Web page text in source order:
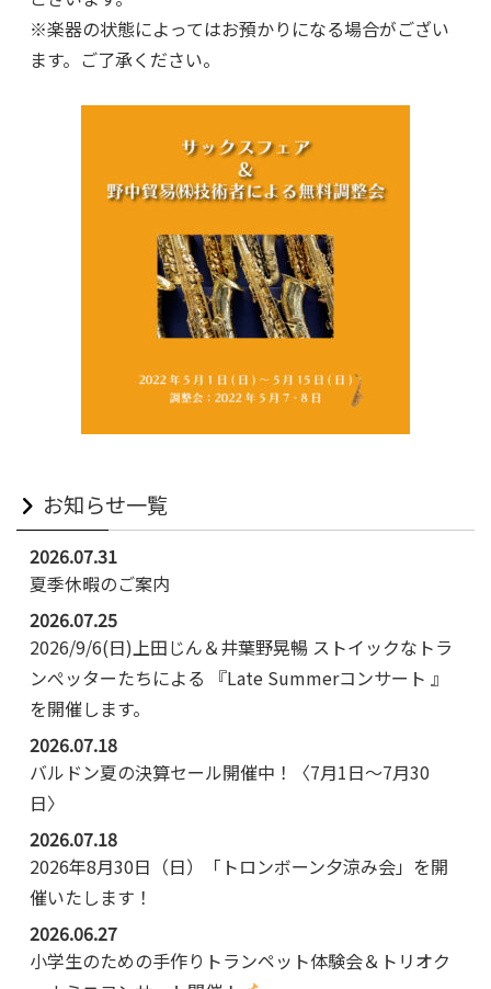
※楽器の状態によってはお預かりになる場合がござい
ます。ご了承ください。
お知らせ一覧
2026.07.31
夏季休暇のご案内
2026.07.25
2026/9/6(日)上田じん＆井葉野晃暢 ストイックなトラ
ンぺッターたちによる 『Late Summerコンサート 』
を開催します。
2026.07.18
バルドン夏の決算セール開催中！〈7月1日～7月30
日〉
2026.07.18
2026年8月30日（日）「トロンボーン夕涼み会」を開
催いたします！
2026.06.27
小学生のための手作りトランペット体験会＆トリオク